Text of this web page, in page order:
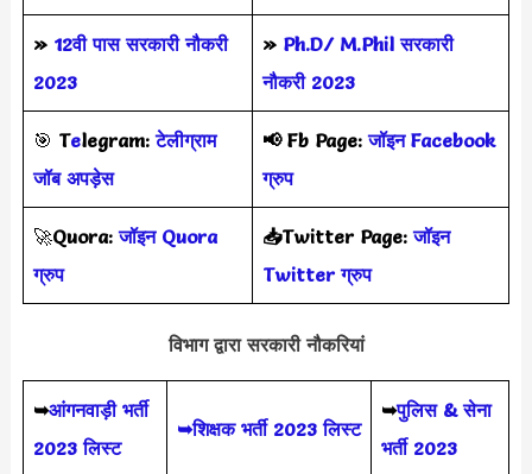
» 12वी पास सरकारी नौकरी
2023
» Ph.D/ M.Phil सरकारी
नौकरी 2023
🎯 Telegram: टेलीग्राम
जॉब अपड़ेस
📢 Fb Page:जॉइन Facebook
ग्रुप
🚀Quora:जॉइन Quora
ग्रुप
📥Twitter Page:जॉइन
Twitter ग्रुप
विभाग द्वारा सरकारी नौकरियां
➥आंगनवाड़ी भर्ती
2023 लिस्ट
➥शिक्षक भर्ती 2023 लिस्ट
➥पुलिस & सेना
भर्ती 2023